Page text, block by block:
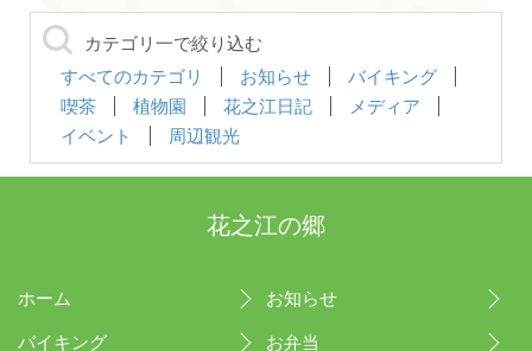
カテゴリ一で絞り込む
すべてのカテゴリ
お知らせ
バイキング
喫茶
植物園 花之江日記
メディア
イベント
周辺観光
花之江の郷
ホーム お知らせ
バイキング お弁当